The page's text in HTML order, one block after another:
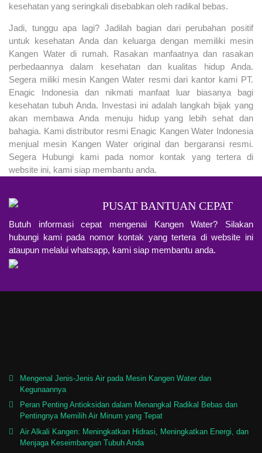
kesehatan yang seringkali disebabkan oleh radikal bebas.
Jadi, tunggu apa lagi? Jadilah bagian dari perubahan positif
untuk kesehatan Anda dan keluarga dengan memiliki mesin
Kangen Water di rumah. Rasakan manfaatnya dan rasakan
perbedaannya dalam kesehatan dan kualitas hidup Anda.
Segera miliki mesin Kangen Water resmi dari kantor kami PT.
Enagic Indonesia dan nikmati manfaat luar biasanya bagi
kesehatan tubuh Anda. Investasi ini adalah langkah bijak yang
akan membawa Anda menuju hidup yang lebih sehat dan
bahagia. Kami distributor resmi Enagic Kangen Water Indonesia
menjual mesin Kangen Water original dan bergaransi resmi.
Segera Hubungi kami pada nomor kontak yang tertera di
website ini, kami siap membantu anda.
PUSAT BANTUAN CEPAT
Butuh informasi cepat mengenai Kangen Water? Silakan
hubungi kami pada nomor kontak yang tertera di website ini
ataupun melalui whatsapp, kami siap membantu anda.
Mengenal Jenis-Jenis Air pada Mesin Kangen Water dan
Kegunaannya
Peran Penting Antioksidan dalam Menangkal Radikal Bebas dan
Pentingnya Memilih Air Minum yang Tepat
Air Alkali Kangen: Meningkatkan Hidrasi, Meningkatkan Energi, dan
Menjaga Keseimbangan Tubuh Anda